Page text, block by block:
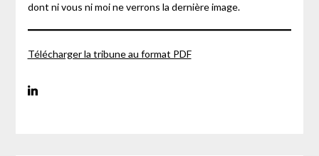
dont ni vous ni moi ne verrons la dernière image.
Télécharger la tribune au format PDF